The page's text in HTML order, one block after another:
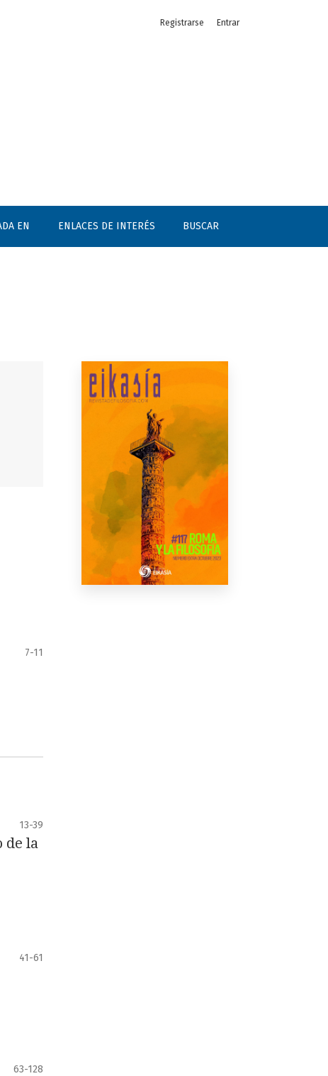
Registrarse Entrar
EN ENLACES DE INTERÉS BUSCAR
7-11
13-39
de la
41-61
63-128